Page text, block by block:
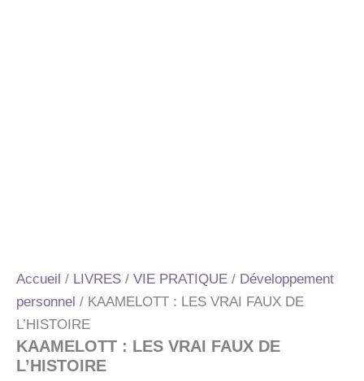
Accueil / LIVRES / VIE PRATIQUE / Développement
personnel / KAAMELOTT : LES VRAI FAUX DE
L’HISTOIRE
KAAMELOTT : LES VRAI FAUX DE
L’HISTOIRE